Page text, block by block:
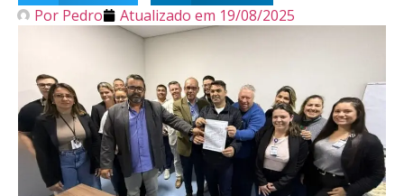
Por Pedro Atualizado em 19/08/2025